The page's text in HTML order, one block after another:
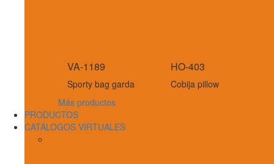
VA-1189
Sporty bag garda
HO-403
Cobija pillow
Más productos
PRODUCTOS
CATÁLOGOS VIRTUALES